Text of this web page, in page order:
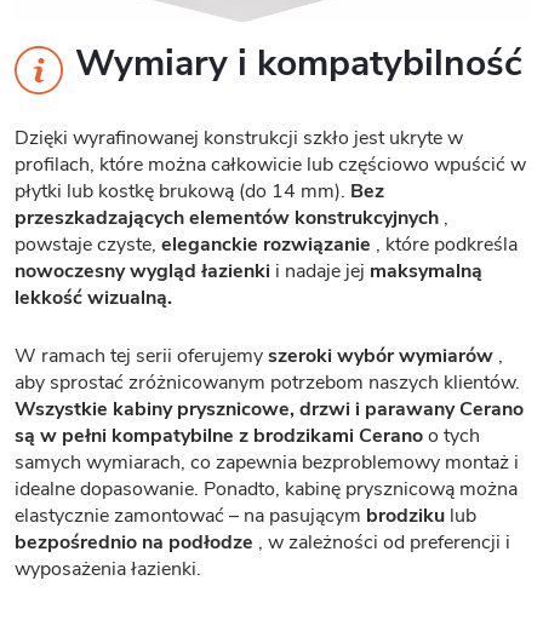
Wymiary i kompatybilność
Dzięki wyrafinowanej konstrukcji szkło jest ukryte w
profilach, które można całkowicie lub częściowo wpuścić w
płytki lub kostkę brukową (do 14 mm). Bez
przeszkadzających elementów konstrukcyjnych ,
powstaje czyste, eleganckie rozwiązanie , które podkreśla
nowoczesny wygląd łazienki i nadaje jej maksymalną
lekkość wizualną.
W ramach tej serii oferujemyszeroki wybór wymiarów ,
aby sprostać zróżnicowanym potrzebom naszych klientów.
Wszystkie kabiny prysznicowe, drzwi i parawany Cerano
są w pełni kompatybilne z brodzikami Ceranoo tych
samych wymiarach, co zapewnia bezproblemowy montaż i
idealne dopasowanie. Ponadto, kabinę prysznicową można
elastycznie zamontować – na pasującym brodziku lub
bezpośrednio na podłodze , w zależności od preferencji i
wyposażenia łazienki.